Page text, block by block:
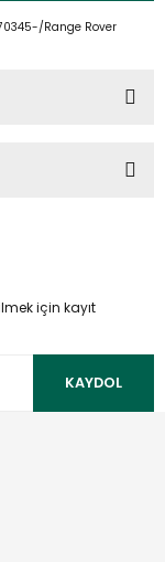
Range Rover
için kayıt
KAYDOL